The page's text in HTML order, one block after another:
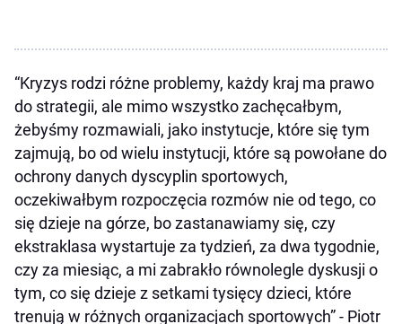
“Kryzys rodzi różne problemy, każdy kraj ma prawo
do strategii, ale mimo wszystko zachęcałbym,
żebyśmy rozmawiali, jako instytucje, które się tym
zajmują, bo od wielu instytucji, które są powołane do
ochrony danych dyscyplin sportowych,
oczekiwałbym rozpoczęcia rozmów nie od tego, co
się dzieje na górze, bo zastanawiamy się, czy
ekstraklasa wystartuje za tydzień, za dwa tygodnie,
czy za miesiąc, a mi zabrakło równolegle dyskusji o
tym, co się dzieje z setkami tysięcy dzieci, które
trenują w różnych organizacjach sportowych” - Piotr